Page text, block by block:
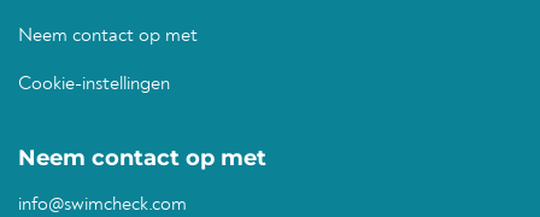
Neem contact op met
Cookie-instellingen
Neem contact op met
info@swimcheck.com